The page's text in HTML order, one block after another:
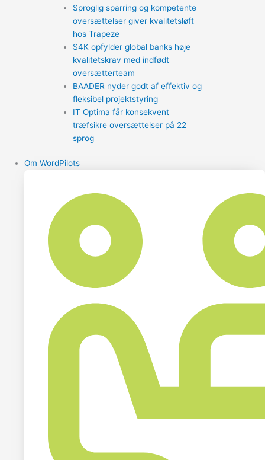
Sproglig sparring og kompetente
oversættelser giver kvalitetsløft
hos Trapeze
S4K opfylder global banks høje
kvalitetskrav med indfødt
oversætterteam
BAADER nyder godt af effektiv og
fleksibel projektstyring
IT Optima får konsekvent
træfsikre oversættelser på 22
sprog
Om WordPilots